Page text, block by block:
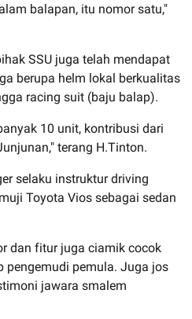
balapan, itu nomor satu,"
SSU juga telah mendapat
berupa helm lokal berkualitas
racing suit (baju balap).
10 unit, kontribusi dari
terang H.Tinton.
selaku instruktur driving
Toyota Vios sebagai sedan
dan fitur juga ciamik cocok
pengemudi pemula. Juga jos
jawara smalem